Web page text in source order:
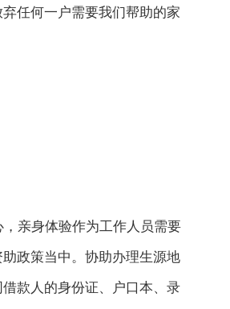
任何一户需要我们帮助的家
亲身体验作为工作人员需要
政策当中。协助办理生源地
款人的身份证、户口本、录